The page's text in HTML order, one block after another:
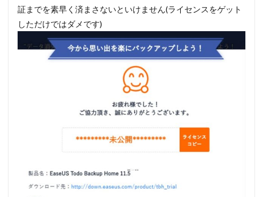
証までを素早く済まさないといけません(ライセンスをゲット
しただけではダメです)